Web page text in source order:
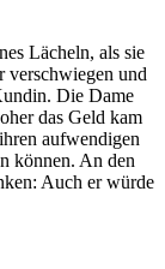
Lächeln, als sie
verschwiegen und
Die Dame
das Geld kam
aufwendigen
können. An den
Auch er würde